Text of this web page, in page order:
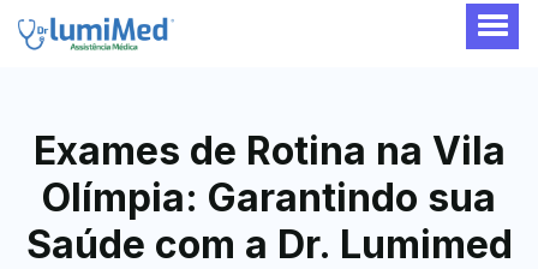
Exames de Rotina na Vila
Olímpia: Garantindo sua
Saúde com a Dr. Lumimed